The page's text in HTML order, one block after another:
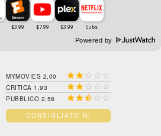
Powered by
MYMOVIES 2,00    
CRITICA 1,93    
PUBBLICO 2,58   
CONSIGLIATO NÌ